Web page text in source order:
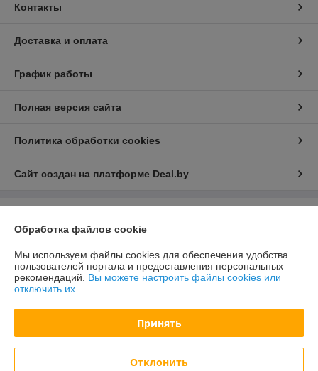
Контакты
Доставка и оплата
График работы
Полная версия сайта
Политика обработки cookies
Сайт создан на платформе Deal.by
220026, г. Минск пр-т Партизанский д.144 офис 12
Регистрационный номер ЕГР: 193638764
Регистрационный орган: Мингорисолком
Местонахождение книги жалоб и предложений: Минск пр-т.
Обработка файлов cookie
Мы используем файлы cookies для обеспечения удобства
пользователей портала и предоставления персональных
рекомендаций. Вы можете настроить файлы cookies или
отключить их.
Принять
Отклонить